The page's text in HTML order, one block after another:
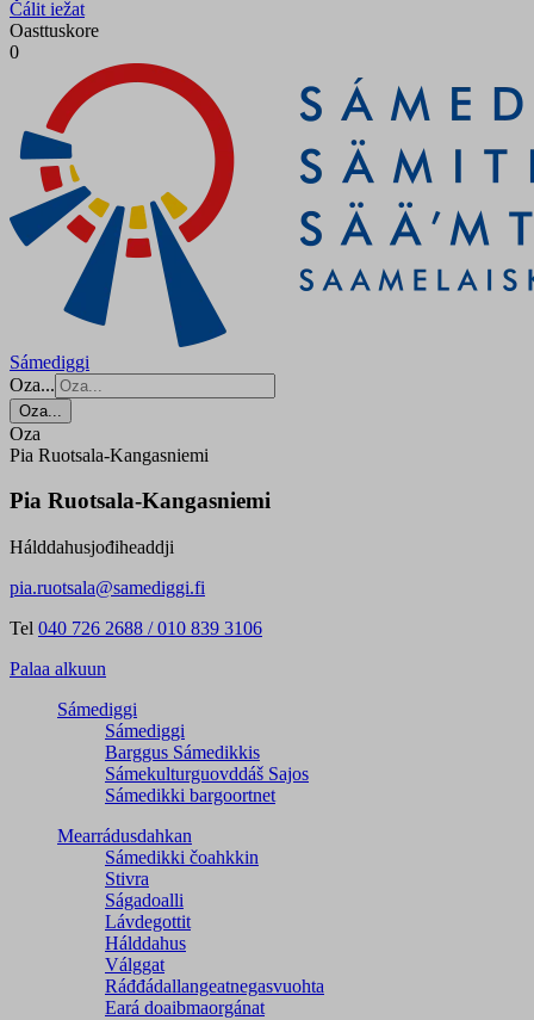
Čálit iežat
Oasttuskore
0
Sámediggi
Oza...
Oza...
Oza
Pia Ruotsala-Kangasniemi
Pia Ruotsala-Kangasniemi
Hálddahusjođiheaddji
pia.ruotsala@samediggi.fi
Tel 040 726 2688 / 010 839 3106
Palaa alkuun
Sámediggi
Sámediggi
Barggus Sámedikkis
Sámekulturguovddáš Sajos
Sámedikki bargoortnet
Mearrádusdahkan
Sámedikki čoahkkin
Stivra
Ságadoalli
Lávdegottit
Hálddahus
Válggat
Ráđđádallangeatnegas­vuohta
Eará doaibmaorgánat